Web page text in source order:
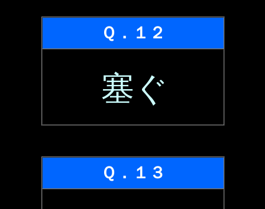
Ｑ．１２
塞ぐ
Ｑ．１３